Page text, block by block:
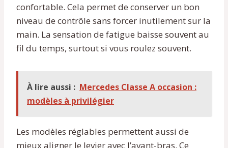
confortable. Cela permet de conserver un bon
niveau de contrôle sans forcer inutilement sur la
main. La sensation de fatigue baisse souvent au
fil du temps, surtout si vous roulez souvent.
À lire aussi : Mercedes Classe A occasion :
modèles à privilégier
Les modèles réglables permettent aussi de
mieux aligner le levier avec l’avant-bras. Ce